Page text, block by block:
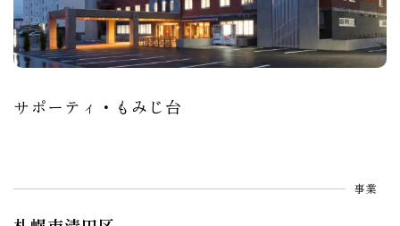
サポーティ・もみじ台
事業